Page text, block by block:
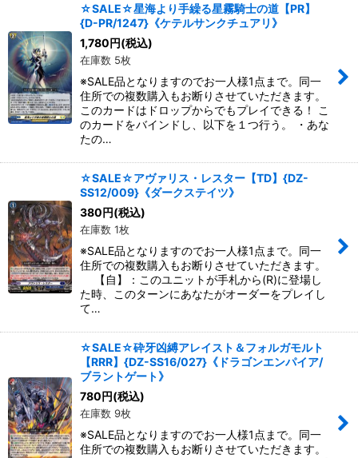
☆SALE☆星海より手繰る星霧騎士の道【PR】
{D-PR/1247}《ケテルサンクチュアリ》
1,780円(税込)
在庫数 5枚
※SALE品となりますのでお一人様1点まで。同一
住所での複数購入もお断りさせていただきます。
このカードはドロップからでもプレイできる！ こ
のカードをバインドし、以下を１つ行う。 ・あな
たの…
☆SALE☆アヴァリス・レスター【TD】{DZ-
SS12/009}《ダークステイツ》
380円(税込)
在庫数 1枚
※SALE品となりますのでお一人様1点まで。同一
住所での複数購入もお断りさせていただきます。
【自】：このユニットが手札から(R)に登場し
た時、このターンにあなたがオーダーをプレイし
て…
☆SALE☆砕牙凶縛アレイスト＆フォルガモルト
【RRR】{DZ-SS16/027}《ドラゴンエンパイア/
ブラントゲート》
780円(税込)
在庫数 9枚
※SALE品となりますのでお一人様1点まで。同一
住所での複数購入もお断りさせていただきます。